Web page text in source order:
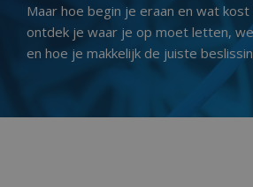
Maar hoe begin je eraan en wat
ontdek je waar je op moet letten,
en hoe je makkelijk de juiste